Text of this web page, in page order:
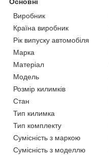
Основні
Виробник
Країна виробник
Рік випуску автомобіля
Марка
Матеріал
Модель
Розмір килимків
Стан
Тип килимка
Тип комплекту
Сумісність з маркою
Сумісність з моделлю